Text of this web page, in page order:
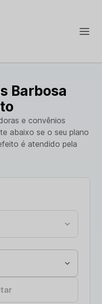
Barbosa
e convênios
abaixo se o seu plano
é atendido pela